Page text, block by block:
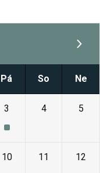
Pá So Ne
3 4 5
10 11 12